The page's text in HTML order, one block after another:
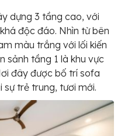
dựng 3 tầng cao, với
độc đáo. Nhìn từ bên
màu trắng với lối kiến
sảnh tầng 1 là khu vực
đây được bố trí sofa
sự trẻ trung, tươi mới.